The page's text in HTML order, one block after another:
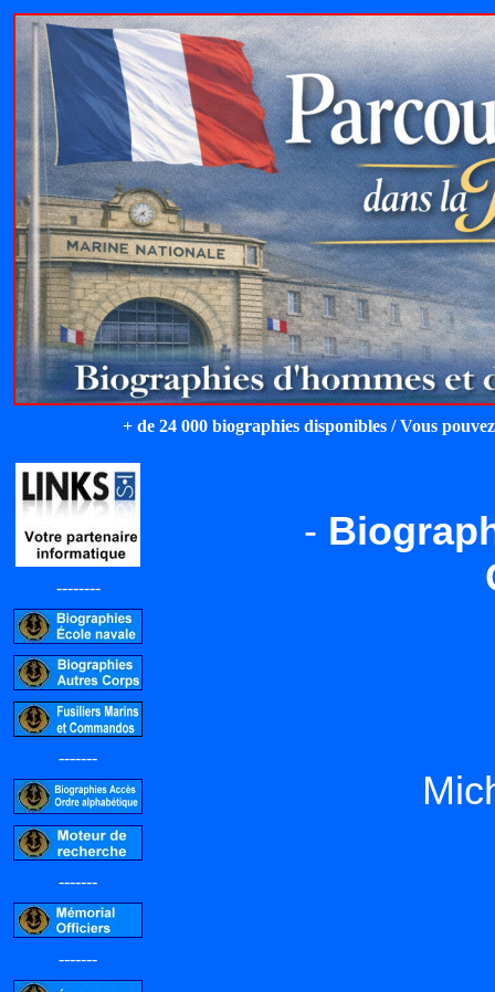
+ de 24 000 biographies disponibles / Vous
--------
-------
-------
-------
-